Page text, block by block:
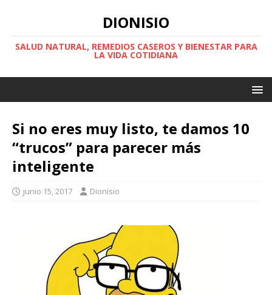
DIONISIO
SALUD NATURAL, REMEDIOS CASEROS Y BIENESTAR PARA
LA VIDA COTIDIANA
Si no eres muy listo, te damos 10
“trucos” para parecer más
inteligente
junio 15, 2017 Dionisio